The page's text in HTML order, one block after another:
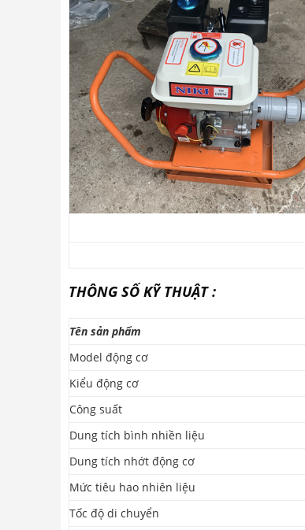
THÔNG SỐ KỸ THUẬT :
Tên sản phẩm
Model động cơ
Kiểu động cơ
Công suất
Dung tích bình nhiền liệu
Dung tích nhớt động cơ
Mức tiêu hao nhiên liệu
Tốc độ di chuyển